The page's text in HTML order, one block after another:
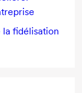
fidélisation